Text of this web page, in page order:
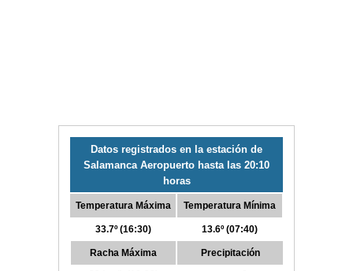
Datos registrados en la estación de
Salamanca Aeropuerto hasta las 20:10
horas
Temperatura Máxima
33.7º (16:30)
Temperatura Mínima
13.6º (07:40)
Racha Máxima Precipitación